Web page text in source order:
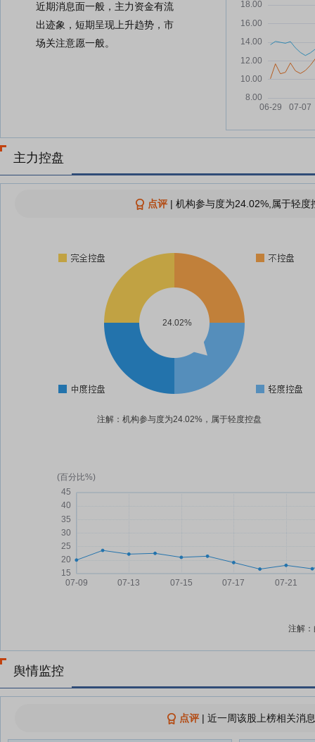
近期消息面一般，主力资金有流
出迹象，短期呈现上升趋势，市
场关注意愿一般。
主力控盘
点评| 机构参与度为24.02%,属于轻
24.02%
注解：机构参与度为24.02%，属于轻度控盘
注解
舆情监控
点评| 近一周该股上榜相关消